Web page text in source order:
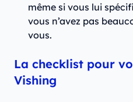
même si vous lui
vous n’avez pas
vous.
La checklist pour
Vishing